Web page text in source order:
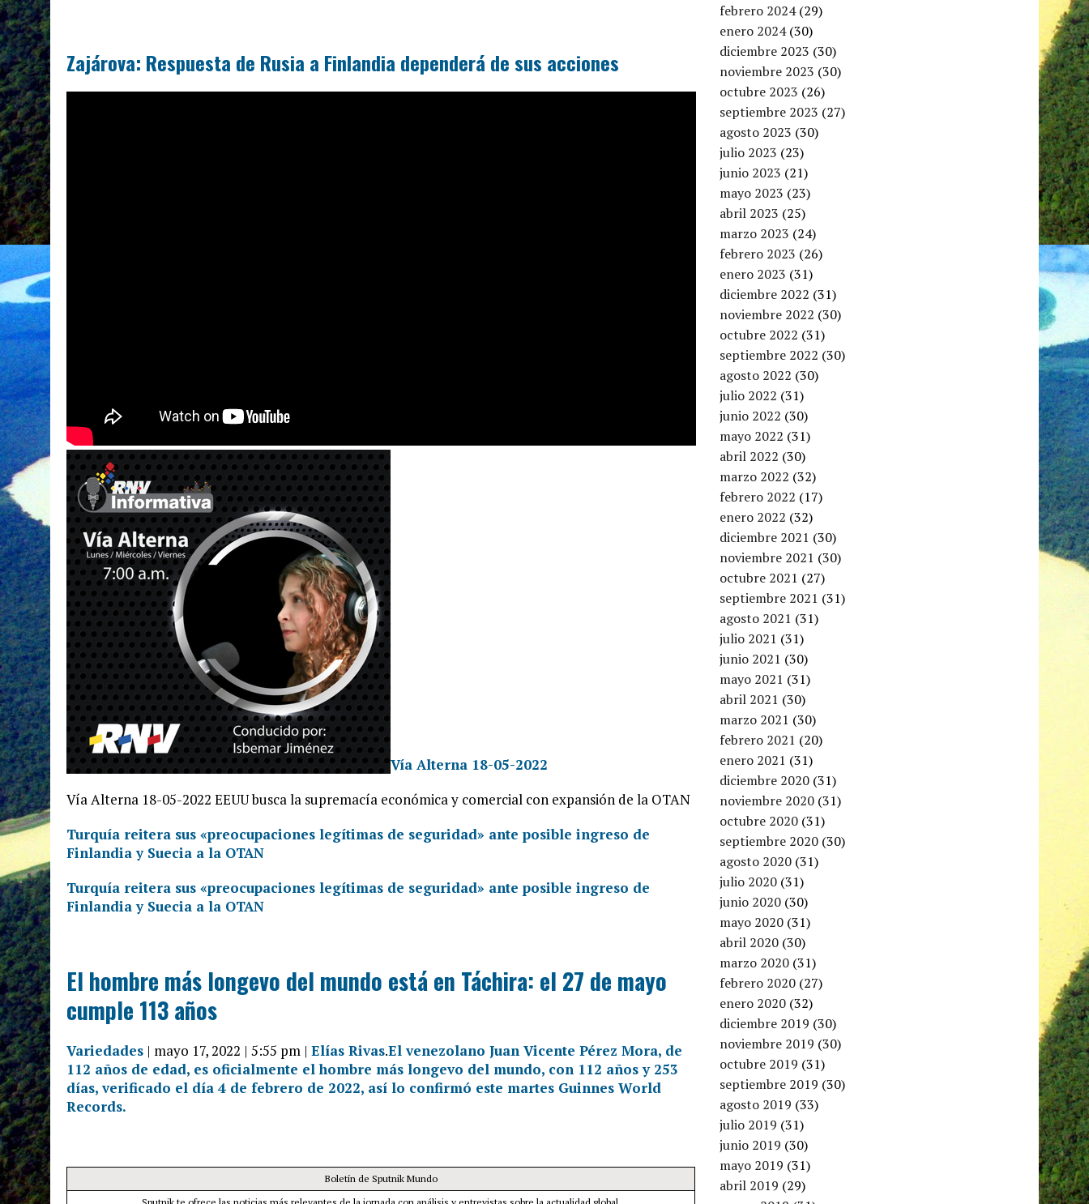
Zajárova: Respuesta de Rusia a Finlandia dependerá de sus acciones
Vía Alterna 18-05-2022
Vía Alterna 18-05-2022 EEUU busca la supremacía económica y comercial con expansión de la OTAN
Turquía reitera sus «preocupaciones legítimas de seguridad» ante posible ingreso de
Finlandia y Suecia a la OTAN
Turquía reitera sus «preocupaciones legítimas de seguridad» ante posible ingreso de
Finlandia y Suecia a la OTAN
El hombre más longevo del mundo está en Táchira: el 27 de mayo
cumple 113 años
Variedades | mayo 17, 2022 | 5:55 pm | Elías Rivas.El venezolano Juan Vicente Pérez Mora, de
112 años de edad, es oficialmente el hombre más longevo del mundo, con 112 años y 253
días, verificado el día 4 de febrero de 2022, así lo confirmó este martes Guinnes World
Records.
Boletín de Sputnik Mundo
febrero 2024(29)
enero 2024(30)
diciembre 2023 (30)
noviembre 2023 (30)
octubre 2023 (26)
septiembre 2023 (27)
agosto 2023 (30)
julio 2023 (23)
junio 2023 (21)
mayo 2023 (23)
abril 2023 (25)
marzo 2023 (24)
febrero 2023 (26)
enero 2023 (31)
diciembre 2022 (31)
noviembre 2022 (30)
octubre 2022 (31)
septiembre 2022 (30)
agosto 2022 (30)
julio 2022 (31)
junio 2022 (30)
mayo 2022 (31)
abril 2022 (30)
marzo 2022 (32)
febrero 2022 (17)
enero 2022 (32)
diciembre 2021 (30)
noviembre 2021 (30)
octubre 2021 (27)
septiembre 2021 (31)
agosto 2021 (31)
julio 2021 (31)
junio 2021 (30)
mayo 2021 (31)
abril 2021 (30)
marzo 2021 (30)
febrero 2021 (20)
enero 2021 (31)
diciembre 2020 (31)
noviembre 2020 (31)
octubre 2020 (31)
septiembre 2020 (30)
agosto 2020 (31)
julio 2020 (31)
junio 2020 (30)
mayo 2020 (31)
abril 2020 (30)
marzo 2020 (31)
febrero 2020 (27)
enero 2020 (32)
diciembre 2019 (30)
noviembre 2019 (30)
octubre 2019 (31)
septiembre 2019 (30)
agosto 2019 (33)
julio 2019 (31)
junio 2019 (30)
mayo 2019 (31)
abril 2019 (29)